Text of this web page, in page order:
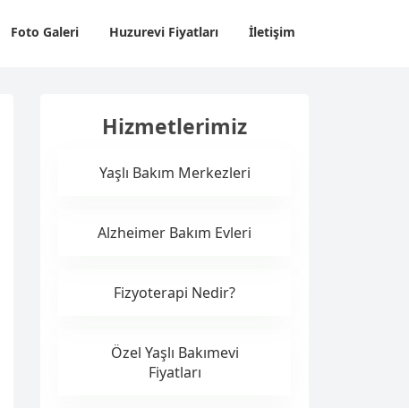
Foto Galeri Huzurevi Fiyatları İletişim
Hizmetlerimiz
Yaşlı Bakım Merkezleri
Alzheimer Bakım Evleri
Fizyoterapi Nedir?
Özel Yaşlı Bakımevi
Fiyatları